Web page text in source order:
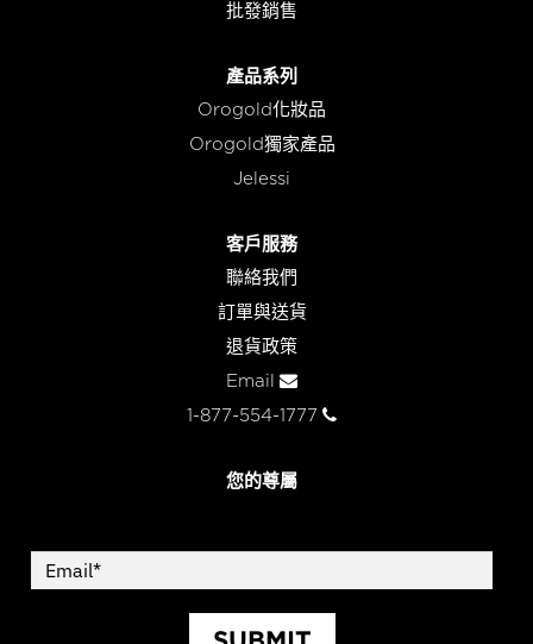
批發銷售
產品系列
Orogold化妝品
Orogold獨家產品
Jelessi
客戶服務
聯絡我們
訂單與送貨
退貨政策
Email
1-877-554-1777
您的尊屬